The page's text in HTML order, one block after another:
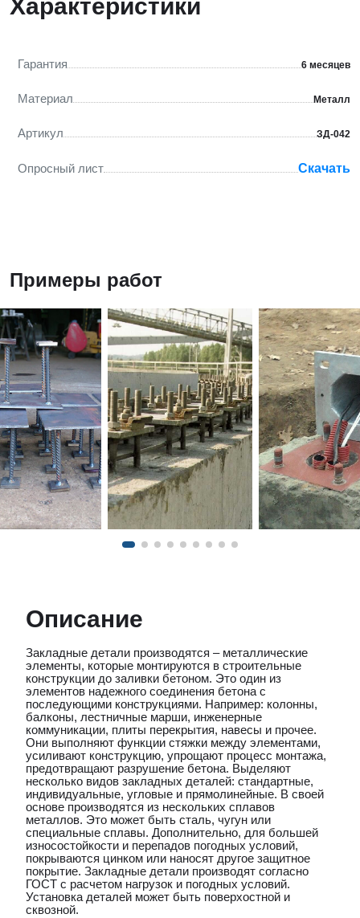
Характеристики
Гарантия 6 месяцев
Материал Металл
Артикул ЗД-042
Опросный лист Скачать
Примеры работ
Описание
Закладные детали производятся – металлические
элементы, которые монтируются в строительные
конструкции до заливки бетоном. Это один из
элементов надежного соединения бетона с
последующими конструкциями. Например: колонны,
балконы, лестничные марши, инженерные
коммуникации, плиты перекрытия, навесы и прочее.
Они выполняют функции стяжки между элементами,
усиливают конструкцию, упрощают процесс монтажа,
предотвращают разрушение бетона. Выделяют
несколько видов закладных деталей: стандартные,
индивидуальные, угловые и прямолинейные. В своей
основе производятся из нескольких сплавов
металлов. Это может быть сталь, чугун или
специальные сплавы. Дополнительно, для большей
износостойкости и перепадов погодных условий,
покрываются цинком или наносят другое защитное
покрытие. Закладные детали производят согласно
ГОСТ с расчетом нагрузок и погодных условий.
Установка деталей может быть поверхостной и
сквозной.